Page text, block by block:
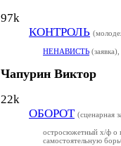
97k
КОНТРОЛЬ
НЕНАВИСТЬ (заявка),
Чапурин Виктор
22k
ОБОРОТ (сценарная
остросюжетный х/ф о
самостоятельную